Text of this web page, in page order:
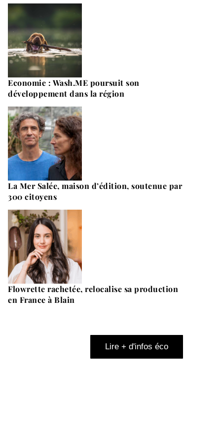
Economie : Wash.ME poursuit son
développement dans la région
La Mer Salée, maison d’édition, soutenue par
300 citoyens
Flowrette rachetée, relocalise sa production
en France à Blain
Lire + d'infos éco